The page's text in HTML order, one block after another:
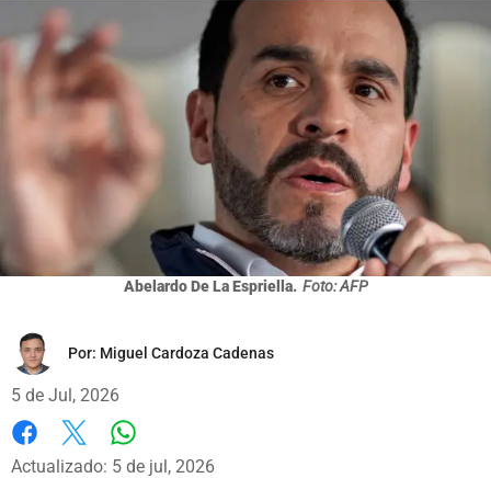
Abelardo De La Espriella. Foto: AFP
Por: Miguel Cardoza Cadenas
5 de Jul, 2026
Facebook
X
Actualizado: 5 de jul, 2026